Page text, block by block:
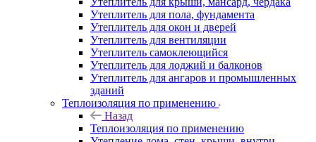
Утеплитель для пола, фундамента
Утеплитель для окон и дверей
Утеплитель для вентиляции
Утеплитель самоклеющийся
Утеплитель для лоджий и балконов
Утеплитель для ангаров и промышленных
зданий
Теплоизоляция по применению
Назад
Теплоизоляция по применению